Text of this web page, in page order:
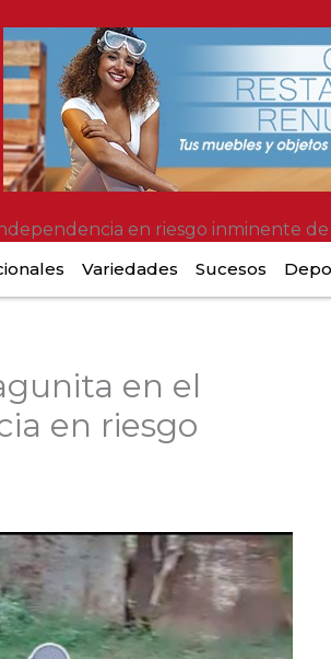
en riesgo inminente de
Variedades Sucesos
en el
en riesgo